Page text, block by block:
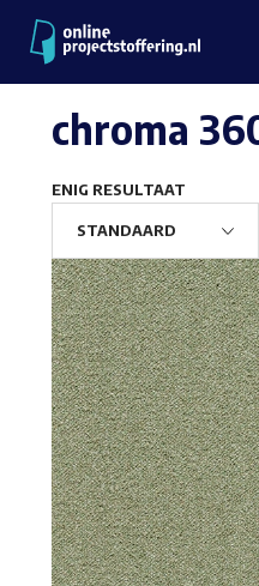
chroma
ENIG RESULTAAT